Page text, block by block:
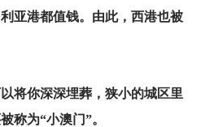
亚港都值钱。由此，西港也被
将你深深埋葬，狭小的城区里
称为“小澳门”。